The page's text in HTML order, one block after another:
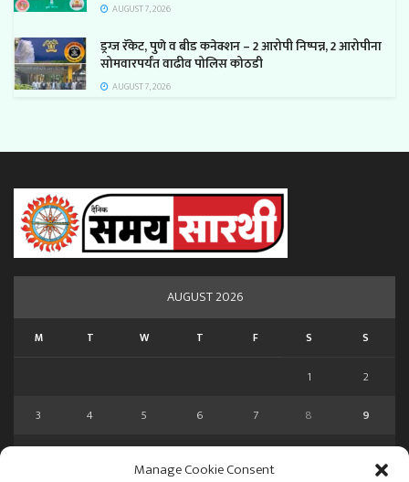
Manage Cookie Consent
AUGUST 7, 2026
ड्रग्ज रॅकेट, पुणे व बीड कनेक्शन – 2 आरोपी निष्पन्न, 2 आरोपीना
सोमवारपर्यंत वाढीव पोलिस कोठडी
AUGUST 7, 2026
AUGUST 2026
M T W T F S S
1
2
3
4 5 6 7 8
9
10
11 12 13 14 15
16